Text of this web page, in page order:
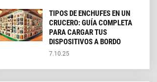
TIPOS DE ENCHUFES EN UN
CRUCERO: GUÍA COMPLETA
PARA CARGAR TUS
DISPOSITIVOS A BORDO
7.10.25